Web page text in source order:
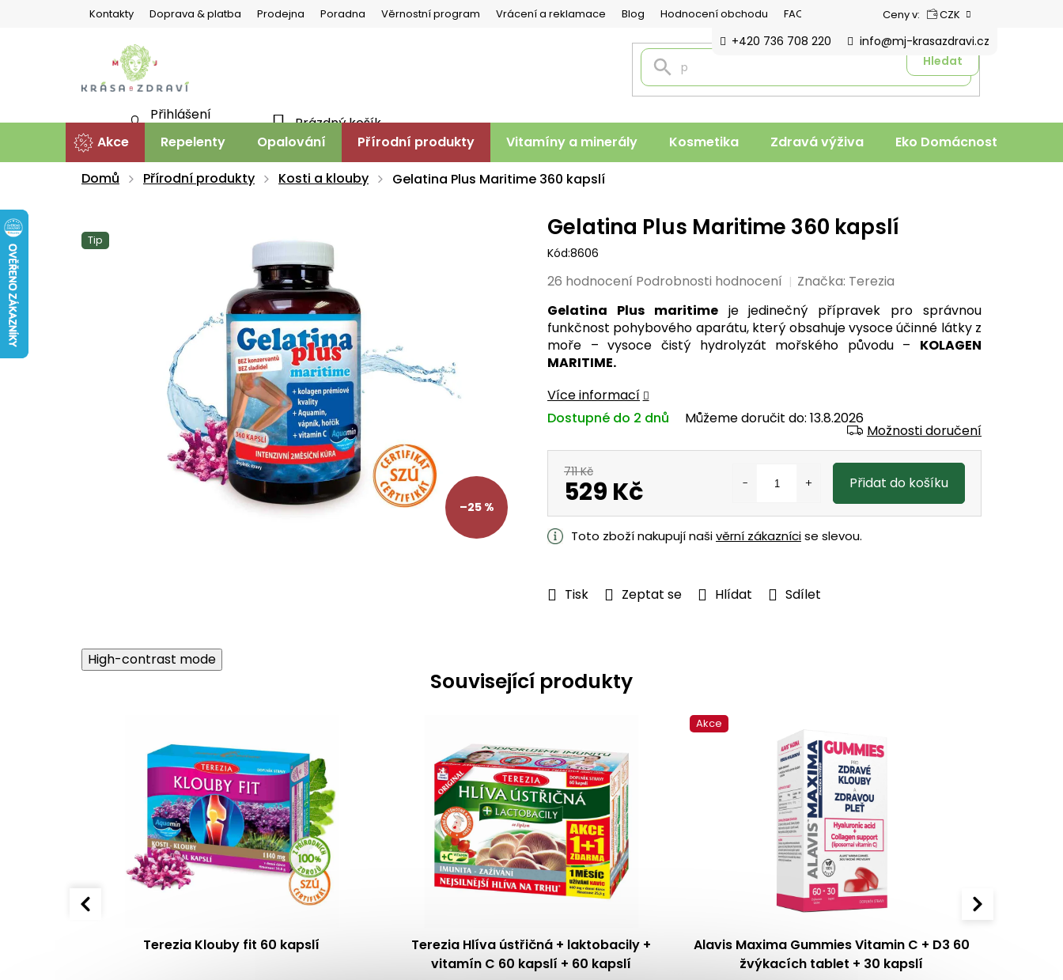
Kontakty Doprava & platba Prodejna Poradna Věrnostní program Vrácení a reklamace Blog Hodnocení obchodu FAQ Ceny v: CZK
Hledat
+420 736 708 220 info@mj-krasazdravi.cz
KOŠÍK
Prázdný košík
Přihlášení
Akce Repelenty Opalování Přírodní produkty Vitamíny a minerály Kosmetika Zdravá výživa Eko Domácnost
Domů
Přírodní produkty Kosti a klouby Gelatina Plus Maritime 360 kapslí
–25 %
Tip
Gelatina Plus maritimeje jedinečný přípravek pro správnou
funkčnost pohybového aparátu, který obsahuje vysoce účinné látky z
moře – vysoce čistý hydrolyzát mořského původu – KOLAGEN
MARITIME.
Více informací
Tisk Zeptat se Hlídat Sdílet
Můžeme doručit do: 13.8.2026
Možnosti doručení
Dostupné do 2 dnů
Gelatina Plus Maritime 360 kapslí
Kód:8606
Průměrné
produktu
je
5,0
z
hvězdiček.
26 hodnocení Podrobnosti hodnocení Značka: Terezia
711 Kč
529 Kč
Měrná
cena:
Přidat do košíku
Toto zboží nakupují našivěrní zákaznícise slevou.
High-contrast mode
Související produkty
Terezia Klouby fit 60 kapslí
Terezia Hlíva ústřičná + laktobacily +
vitamín C 60 kapslí + 60 kapslí
Akce
Alavis Maxima Gummies Vitamin C + D3 60
žvýkacích tablet + 30 kapslí